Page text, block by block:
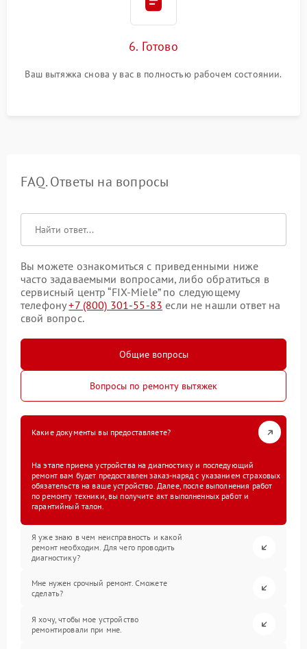
6. Готово
Ваш вытяжка снова у вас в полностью рабочем состоянии.
FAQ. Ответы на вопросы
Вы можете ознакомиться с приведенными ниже
часто задаваемыми вопросами, либо обратиться в
сервисный центр “FIX-Miele” по следующему
телефону+7 (800) 301-55-83 если не нашли ответ на
свой вопрос.
Общие вопросы
Вопросы по ремонту вытяжек
Какие документы вы предоставляете?
На этапе приема устройства на диагностику и последующий
ремонт вам будет предоставлен заказ-наряд с указанием страховых
обязательств на ваше устройство. Далее, после выполнения работ
по ремонту техники, вы получите акт выполненных работ и
гарантийный талон.
Я уже знаю в чем неисправность и какой
ремонт необходим. Для чего проводить
диагностику?
Мне нужен срочный ремонт. Сможете
сделать?
Я хочу, чтобы мое устройство
ремонтировали при мне.